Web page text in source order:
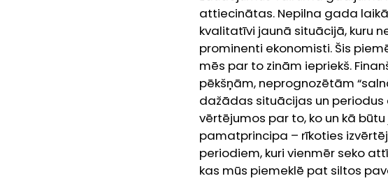
attiecinātas. Nepilna gada
kvalitatīvi jaunā situācijā, kuru
prominenti ekonomisti. Šis
mēs par to zinām iepriekš.
pēkšņām, neprognozētām
dažādas situācijas un
vērtējumos par to, ko un kā
pamatprincipa – rīkoties
periodiem, kuri vienmēr seko
kas mūs piemeklē pat siltos